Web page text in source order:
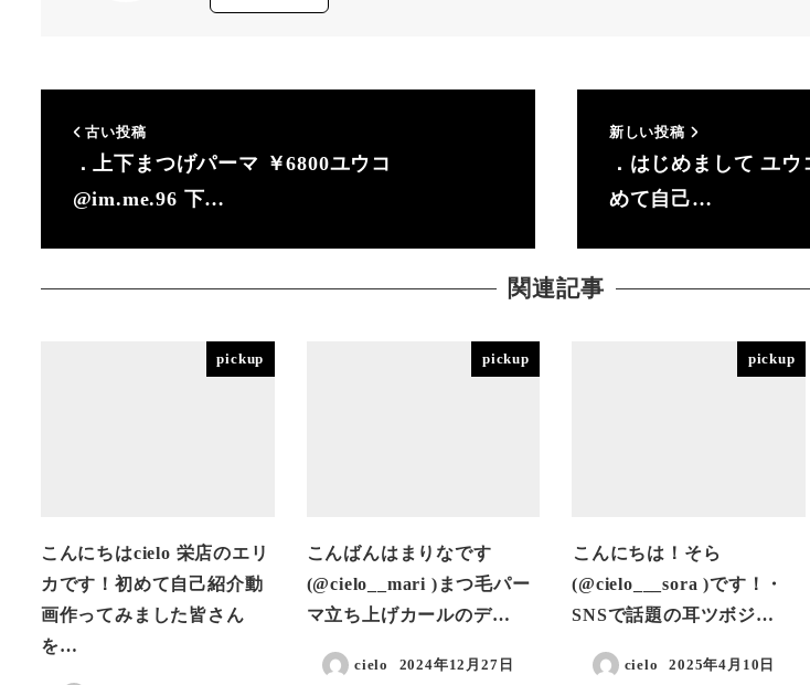
古い投稿
．上下まつげパーマ ￥6800ユウコ
@im.me.96 下…
新しい投稿
．はじめまして ユ
めて自己…
関連記事
pickup
こんにちはcielo 栄店のエリ
カです！初めて自己紹介動
画作ってみました皆さん
を…
pickup
こんばんはまりなです
(@cielo__mari )まつ毛パー
マ立ち上げカールのデ…
cielo
投稿日
2024年12月27日
pickup
︎こんにちは！そら
(@cielo___sora )です！・
SNSで話題の耳ツボジ…
cielo
投稿日
2025年4月10日